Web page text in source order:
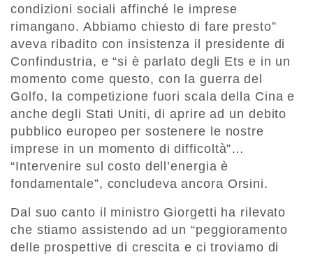
condizioni sociali affinché le imprese
rimangano. Abbiamo chiesto di fare presto”
aveva ribadito con insistenza il presidente di
Confindustria, e “si è parlato degli Ets e in un
momento come questo, con la guerra del
Golfo, la competizione fuori scala della Cina e
anche degli Stati Uniti, di aprire ad un debito
pubblico europeo per sostenere le nostre
imprese in un momento di difficoltà”…
“Intervenire sul costo dell’energia è
fondamentale”, concludeva ancora Orsini.
Dal suo canto il ministro Giorgetti ha rilevato
che stiamo assistendo ad un “peggioramento
delle prospettive di crescita e ci troviamo di